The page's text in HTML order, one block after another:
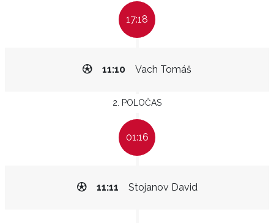
17:18
Vach Tomáš
11:10
2. POLOČAS
01:16
Stojanov David
11:11